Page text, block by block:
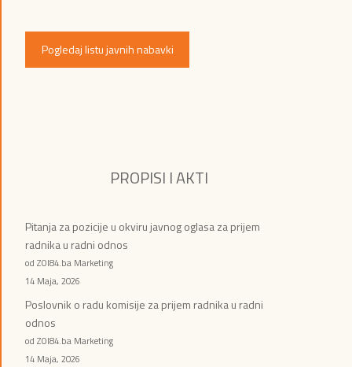
Pogledaj listu javnih nabavki
PROPISI I AKTI
Pitanja za pozicije u okviru javnog oglasa za prijem
radnika u radni odnos
od ZOI84.ba Marketing
14 Maja, 2026
Poslovnik o radu komisije za prijem radnika u radni
odnos
od ZOI84.ba Marketing
14 Maja, 2026